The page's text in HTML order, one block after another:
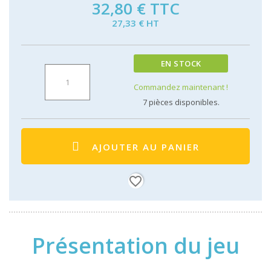
32,80 € TTC
27,33 € HT
EN STOCK
Commandez maintenant !
7pièces disponibles.
AJOUTER AU PANIER
favorite_border
Présentation du jeu